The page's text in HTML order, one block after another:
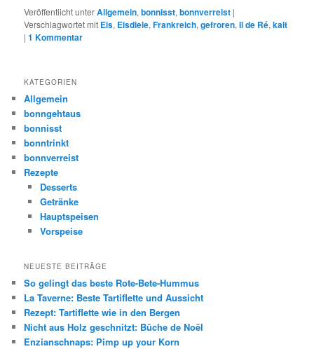
Veröffentlicht unterAllgemein,bonnisst,bonnverreist |
Verschlagwortet mit Eis, Eisdiele,Frankreich,gefroren,Il de Ré,kalt
|1 Kommentar
KATEGORIEN
Allgemein
bonngehtaus
bonnisst
bonntrinkt
bonnverreist
Rezepte
Desserts
Getränke
Hauptspeisen
Vorspeise
NEUESTE BEITRÄGE
So gelingt das beste Rote-Bete-Hummus
La Taverne: Beste Tartiflette und Aussicht
Rezept: Tartiflette wie in den Bergen
Nicht aus Holz geschnitzt: Bûche de Noël
Enzianschnaps: Pimp up your Korn